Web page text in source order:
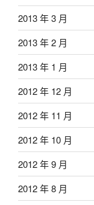
2013 年 3 月
2013 年 2 月
2013 年 1 月
2012 年 12 月
2012 年 11 月
2012 年 10 月
2012 年 9 月
2012 年 8 月